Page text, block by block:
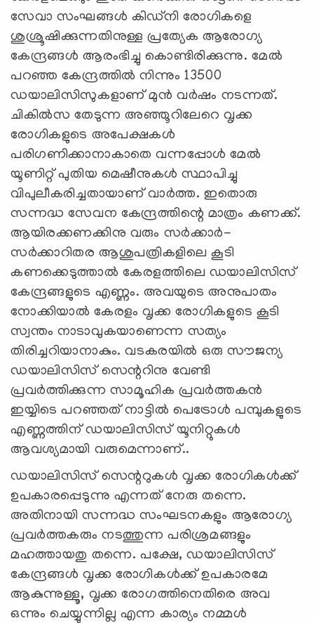
സേവാ സംഘങ്ങള്‍ കിഡ്‌നി രോഗികളെ
ശുശ്രൂഷിക്കുന്നതിനുള്ള പ്രത്യേക ആരോഗ്യ
കേന്ദ്രങ്ങള്‍ ആരംഭിച്ചു കൊണ്ടിരിക്കുന്നു. മേല്‍
പറഞ്ഞ കേന്ദ്രത്തില്‍ നിന്നും 13500
ഡയാലിസിസുകളാണ്‌ മുന്‍ വര്‍ഷം നടന്നത്‌.
ചികില്‍സ തേടുന്ന അഞ്ഞൂറിലേറെ വൃക്ക
രോഗികളുടെ അപേക്ഷകള്‍
പരിഗണിക്കാനാകാതെ വന്നപ്പോള്‍ മേല്‍
യൂണിറ്റ്‌ പുതിയ മെഷീനുകള്‍ സ്ഥാപിച്ചു
വിപുലീകരിച്ചതായാണ്‌ വാര്‍ത്ത. ഇതൊരു
സന്നദ്ധ സേവന കേന്ദ്രത്തിന്റെ മാത്രം കണക്ക്‌.
ആയിരക്കണക്കിനു വരും സര്‍ക്കാര്‍-
സര്‍ക്കാറിതര ആശുപത്രികളിലെ കൂടി
കണക്കെടുത്താല്‍ കേരളത്തിലെ ഡയാലിസിസ്‌
കേന്ദ്രങ്ങളുടെ എണ്ണം. അവയുടെ അനുപാതം
നോക്കിയാല്‍ കേരളം വൃക്ക രോഗികളുടെ കൂടി
സ്വന്തം നാടാവുകയാണെന്ന സത്യം
തിരിച്ചറിയാനാകും. വടകരയില്‍ ഒരു സൗജന്യ
ഡയാലിസിസ്‌ സെന്ററിനു വേണ്ടി
പ്രവര്‍ത്തിക്കുന്ന സാമൂഹിക പ്രവര്‍ത്തകന്‍
ഇയ്യിടെ പറഞ്ഞത്‌ നാട്ടില്‍ പെട്രോള്‍ പമ്പുകളുടെ
എണ്ണത്തിന്‌ ഡയാലിസിസ്‌ യൂനിറ്റുകള്‍
ആവശ്യമായി വരുമെന്നാണ്‌..
ഡയാലിസിസ്‌ സെന്ററുകള്‍ വൃക്ക രോഗികള്‍ക്ക്‌
ഉപകാരപ്പെടുന്നു എന്നത്‌ നേരു തന്നെ.
അതിനായി സന്നദ്ധ സംഘടനകളും ആരോഗ്യ
പ്രവര്‍ത്തകരും നടത്തുന്ന പരിശ്രമങ്ങളും
മഹത്തായതു തന്നെ. പക്ഷേ, ഡയാലിസിസ്‌
കേന്ദ്രങ്ങള്‍ വൃക്ക രോഗികള്‍ക്ക്‌ ഉപകാരമേ
ആകുന്നുള്ളൂ, വൃക്ക രോഗത്തിനെതിരെ അവ
ഒന്നും ചെയ്യുന്നില്ല എന്ന കാര്യം നമ്മള്‍